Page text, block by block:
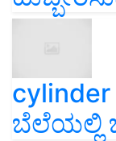
ಬೆಲೆಯಲ್ಲಿ